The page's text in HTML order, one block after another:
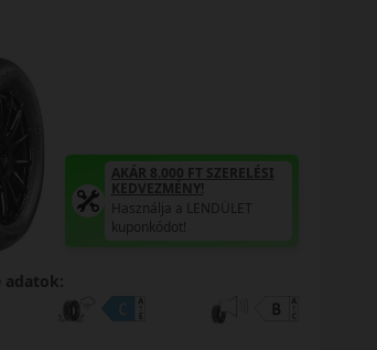
AKÁR 8.000 FT SZERELÉSI
KEDVEZMÉNY!
Használja a LENDÜLET
kuponkódot!
adatok: